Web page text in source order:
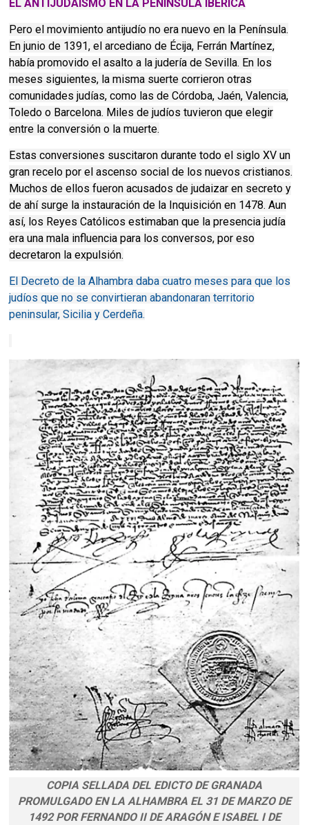
EL ANTIJUDAÍSMO EN LA PENÍNSULA IBÉRICA
Pero el movimiento antijudío no era nuevo en la Península.
En junio de 1391, el arcediano de Écija, Ferrán Martínez,
había promovido el asalto a la judería de Sevilla. En los
meses siguientes, la misma suerte corrieron otras
comunidades judías, como las de Córdoba, Jaén, Valencia,
Toledo o Barcelona. Miles de judíos tuvieron que elegir
entre la conversión o la muerte.
Estas conversiones suscitaron durante todo el siglo XV un
gran recelo por el ascenso social de los nuevos cristianos.
Muchos de ellos fueron acusados de judaizar en secreto y
de ahí surge la instauración de la Inquisición en 1478. Aun
así, los Reyes Católicos estimaban que la presencia judía
era una mala influencia para los conversos, por eso
decretaron la expulsión.
El Decreto de la Alhambra daba cuatro meses para que los
judíos que no se convirtieran abandonaran territorio
peninsular, Sicilia y Cerdeña.
COPIA SELLADA DEL EDICTO DE GRANADA
PROMULGADO EN LA ALHAMBRA EL 31 DE MARZO DE
1492 POR FERNANDO II DE ARAGÓN E ISABEL I DE